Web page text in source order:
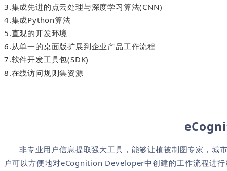
3.集成先进的点云处理与深度学习算法(CNN)
4.集成Python算法
5.直观的开发环境
6.从单一的桌面版扩展到企业产品工作流程
7.软件开发工具包(SDK)
8.在线访问规则集资源
非专业用户信息提取强大工具，能够让植被制图专家，城
户可以方便地对eCognition Developer中创建的工作流程进